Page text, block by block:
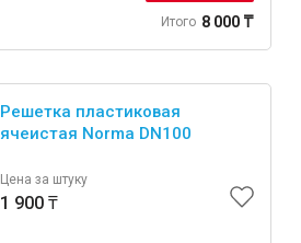
Итого 8 000 ₸
Решетка пластиковая
ячеистая Norma DN100
Цена за штуку
1 900 ₸